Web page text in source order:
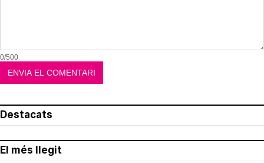
0/500
Destacats
El més llegit